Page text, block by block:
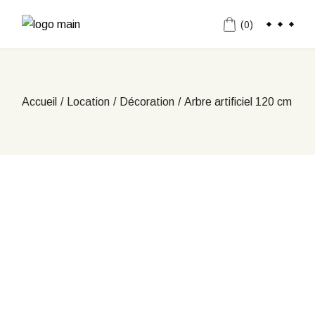
contenu
(0)
Accueil Location Décoration Arbre artificiel 120 cm